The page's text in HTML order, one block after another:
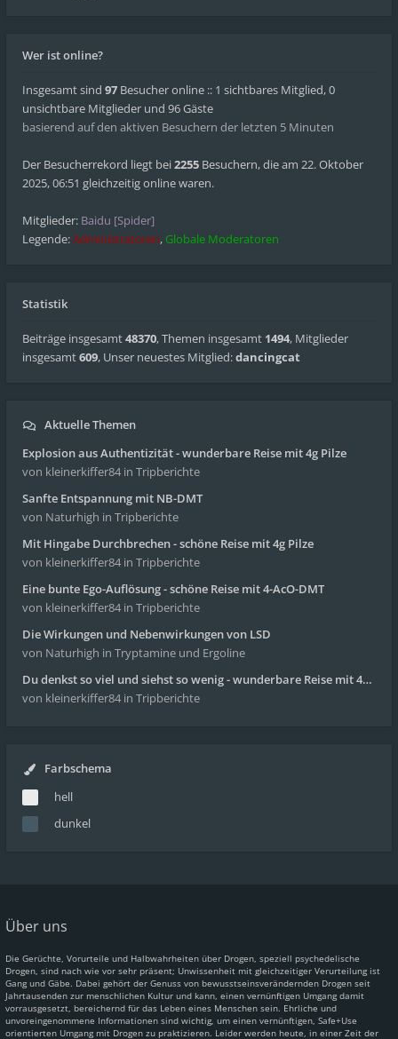
Wer ist online?
Insgesamt sind 97 Besucher online :: 1 sichtbares Mitglied, 0
unsichtbare Mitglieder und 96 Gäste
basierend auf den aktiven Besuchern der letzten 5 Minuten
Der Besucherrekord liegt bei2255 Besuchern, die am 22. Oktober
2025, 06:51 gleichzeitig online waren.
Mitglieder: Baidu [Spider]
Legende:Administratoren, Globale Moderatoren
Statistik
Beiträge insgesamt48370,Themen insgesamt 1494, Mitglieder
insgesamt609, Unser neuestes Mitglied:dancingcat
Aktuelle Themen
Explosion aus Authentizität - wunderbare Reise mit 4g Pilze
von kleinerkiffer84 in Tripberichte
Sanfte Entspannung mit NB-DMT
von Naturhigh in Tripberichte
Mit Hingabe Durchbrechen - schöne Reise mit 4g Pilze
von kleinerkiffer84 in Tripberichte
Eine bunte Ego-Auflösung - schöne Reise mit 4-AcO-DMT
von kleinerkiffer84 in Tripberichte
Die Wirkungen und Nebenwirkungen von LSD
von Naturhigh in Tryptamine und Ergoline
Du denkst so viel und siehst so wenig - wunderbare Reise mit 4g Pilze
von kleinerkiffer84 in Tripberichte
Farbschema
hell
dunkel
Über uns
Die Gerüchte, Vorurteile und Halbwahrheiten über Drogen, speziell psychedelische
Drogen, sind nach wie vor sehr präsent; Unwissenheit mit gleichzeitiger Verurteilung ist
Gang und Gäbe. Dabei gehört der Genuss von bewusstseinsverändernden Drogen seit
Jahrtausenden zur menschlichen Kultur und kann, einen vernünftigen Umgang damit
vorrausgesetzt, bereichernd für das Leben eines Menschen sein. Ehrliche und
unvoreingenommene Informationen sind wichtig, um einen vernünftigen, Safe+Use
orientierten Umgang mit Drogen zu praktizieren. Leider werden heute, in einer Zeit der